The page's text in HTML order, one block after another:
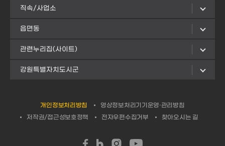
직속/사업소
읍면동
관련누리집(사이트)
강원특별자치도시군
개인정보처리방침
영상정보처리기기운영·관리방침
저작권/접근성보호정책
전자우편수집거부 찾아오시는 길